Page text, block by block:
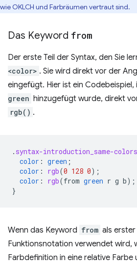
wie OKLCH und Farbräumen vertraut sind.
Das Keyword from
Der erste Teil der Syntax, den Sie
<color> . Sie wird direkt vor der
eingefügt. Hier ist ein Codebeispiel,
green hinzugefügt wurde, direkt
rgb() .
. syntax-introduction_same-colors
color : green ;
color : rgb(0 128 0);
color : rgb(from green r g b);
}
Wenn das Keyword from als
Funktionsnotation verwendet wird,
Farbdefinition in eine relative Farbe